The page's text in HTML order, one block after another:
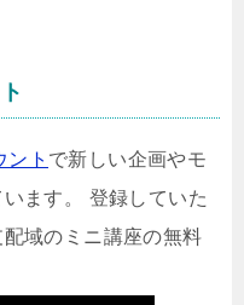
ント で新しい企画やモ
ます。 登録していた
域のミニ講座の無料